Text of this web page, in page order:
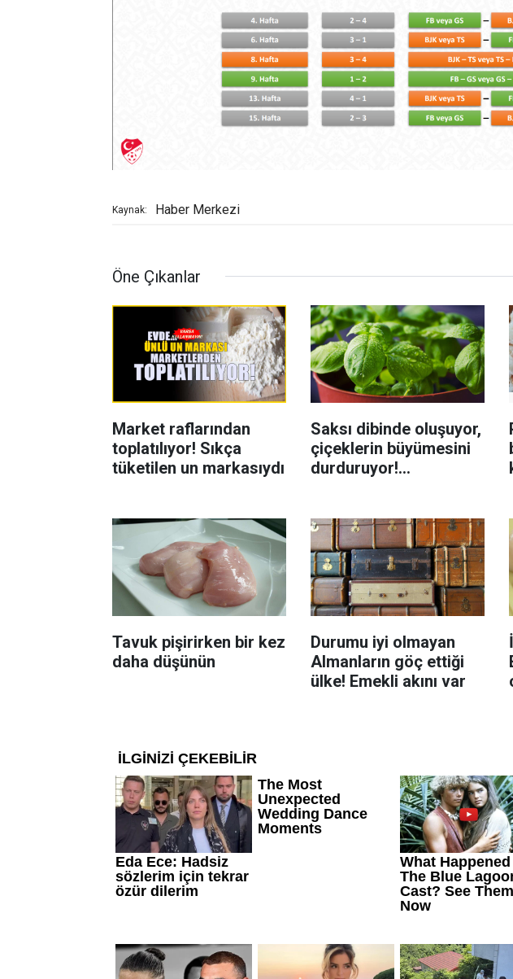
Kaynak: Haber Merkezi
Öne Çıkanlar
Market raflarından
toplatılıyor! Sıkça
tüketilen un markasıydı
Saksı dibinde oluşuyor,
çiçeklerin büyümesini
durduruyor!
Tavuk pişirirken bir kez
daha düşünün
Durumu iyi olmayan
Almanların göç ettiği
ülke! Emekli akını var